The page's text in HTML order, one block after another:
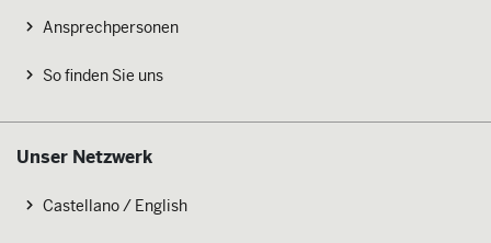
Ansprechpersonen
So finden Sie uns
Unser Netzwerk
Castellano / English